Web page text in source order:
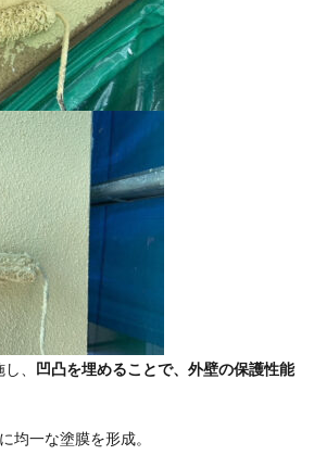
、 凹凸を埋めることで、外壁の保護性能
均一な塗膜を形成。